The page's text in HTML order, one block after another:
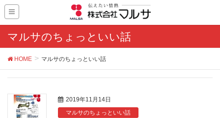
マルサのちょっといい話
HOME マルサのちょっといい話
2019年11月14日
マルサのちょっといい話